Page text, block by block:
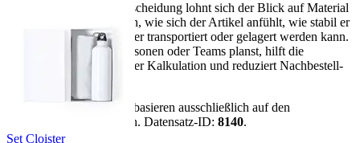
Für eine sichere Kaufentscheidung lohnt sich der Blick auf Material
und Maße: Sie bestimmen, wie sich der Artikel anfühlt, wie stabil er
im Gebrauch ist und wie er transportiert oder gelagert werden kann.
Wenn du für mehrere Personen oder Teams planst, hilft die
Verpackungseinheit bei der Kalkulation und reduziert Nachbestell-
Alle Aussagen basieren ausschließlich auf den
vorhandenen Artikeldaten. Datensatz-ID: 8140.
Set Cloister